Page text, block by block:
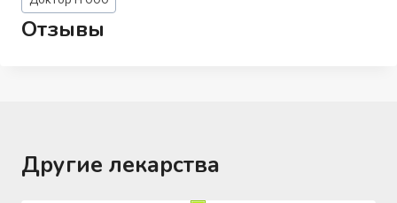
записи:
Отзывы
Другие лекарства